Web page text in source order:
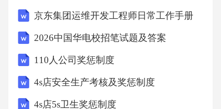
特点：以背斜为主，山脊线与背斜轴部一致，
多形成尖锐山峰（课本“阿尔卑斯山脉褶皱地貌
意义：塑造了欧洲南部的地形格局，影响气
京东集团运维开发工程师日常工作手册
2026中国华电校招笔试题及答案
110人公司奖惩制度
4s店安全生产考核及奖惩制度
4s店5s卫生奖惩制度